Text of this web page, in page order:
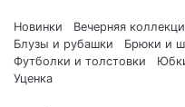
Новинки Вечерняя
Блузы и рубашки
Брюки и
Футболки и толстовки
Уценка